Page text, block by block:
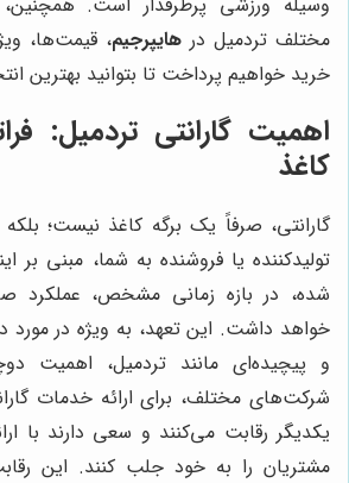
مختلف تردمیل در هایپرجیم، قیمت‌ها،
خرید خواهیم پرداخت تا بتوانید بهترین
اهمیت گارانتی تردمیل:
کاغذ
گارانتی، صرفاً یک برگه کاغذ نیست؛
تولیدکننده یا فروشنده به شما، مبنی بر
شده، در بازه زمانی مشخص،
خواهد داشت. این تعهد، به ویژه در مورد
و پیچیده‌ای مانند تردمیل، اهمیت
شرکت‌های مختلف، برای ارائه خدمات
یکدیگر رقابت می‌کنند و سعی دارند با
مشتریان را به خود جلب کنند. این